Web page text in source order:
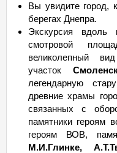
Вы увидите город,
берегах Днепра.
Экскурсия вдоль
смотровой
великолепный
участок
легендарную
древние храмы
связанных с
памятники героям
героям ВОВ,
М.И.Глинке,